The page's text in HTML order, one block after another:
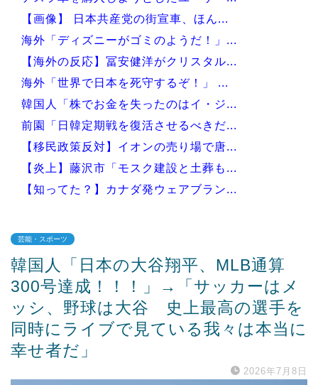
【画像】 日本共産党の街宣車、ほん...
海外「ディズニーがゴミのようだ！」...
【海外の反応】冨安健洋がクリスタル...
海外「世界で日本を死守するぞ！」 ...
韓国人「株でお金を失ったのはイ・ジ...
前園「日韓定期戦を復活させるべきだ...
【移民政策反対】イオンの売り場で唐...
【炎上】藤沢市「モスク建設と土葬も...
【知ってた？】カナダ発ウェアブラン...
Powered by livedoor 相互RSS
芸能・スポーツ
韓国人「日本の大谷翔平、MLB通算
300号達成！！！」→「サッカーはメ
ッシ、野球は大谷 史上最高の選手を
同時にライブで見ている我々は本当に
幸せ者だ」
2026年7月8日